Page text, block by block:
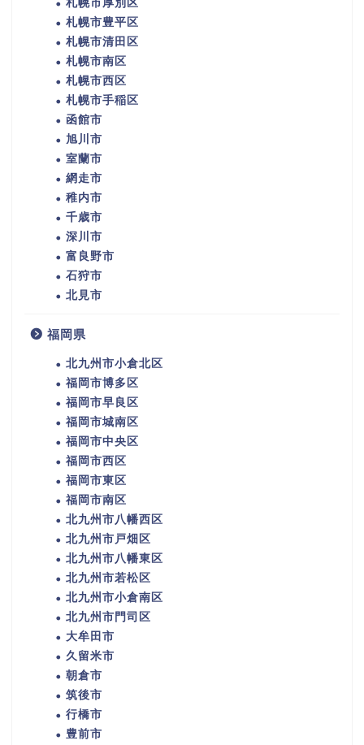
札幌市厚別区
札幌市豊平区
札幌市清田区
札幌市南区
札幌市西区
札幌市手稲区
函館市
旭川市
室蘭市
網走市
稚内市
千歳市
深川市
富良野市
石狩市
北見市
福岡県
北九州市小倉北区
福岡市博多区
福岡市早良区
福岡市城南区
福岡市中央区
福岡市西区
福岡市東区
福岡市南区
北九州市八幡西区
北九州市戸畑区
北九州市八幡東区
北九州市若松区
北九州市小倉南区
北九州市門司区
大牟田市
久留米市
朝倉市
筑後市
行橋市
豊前市